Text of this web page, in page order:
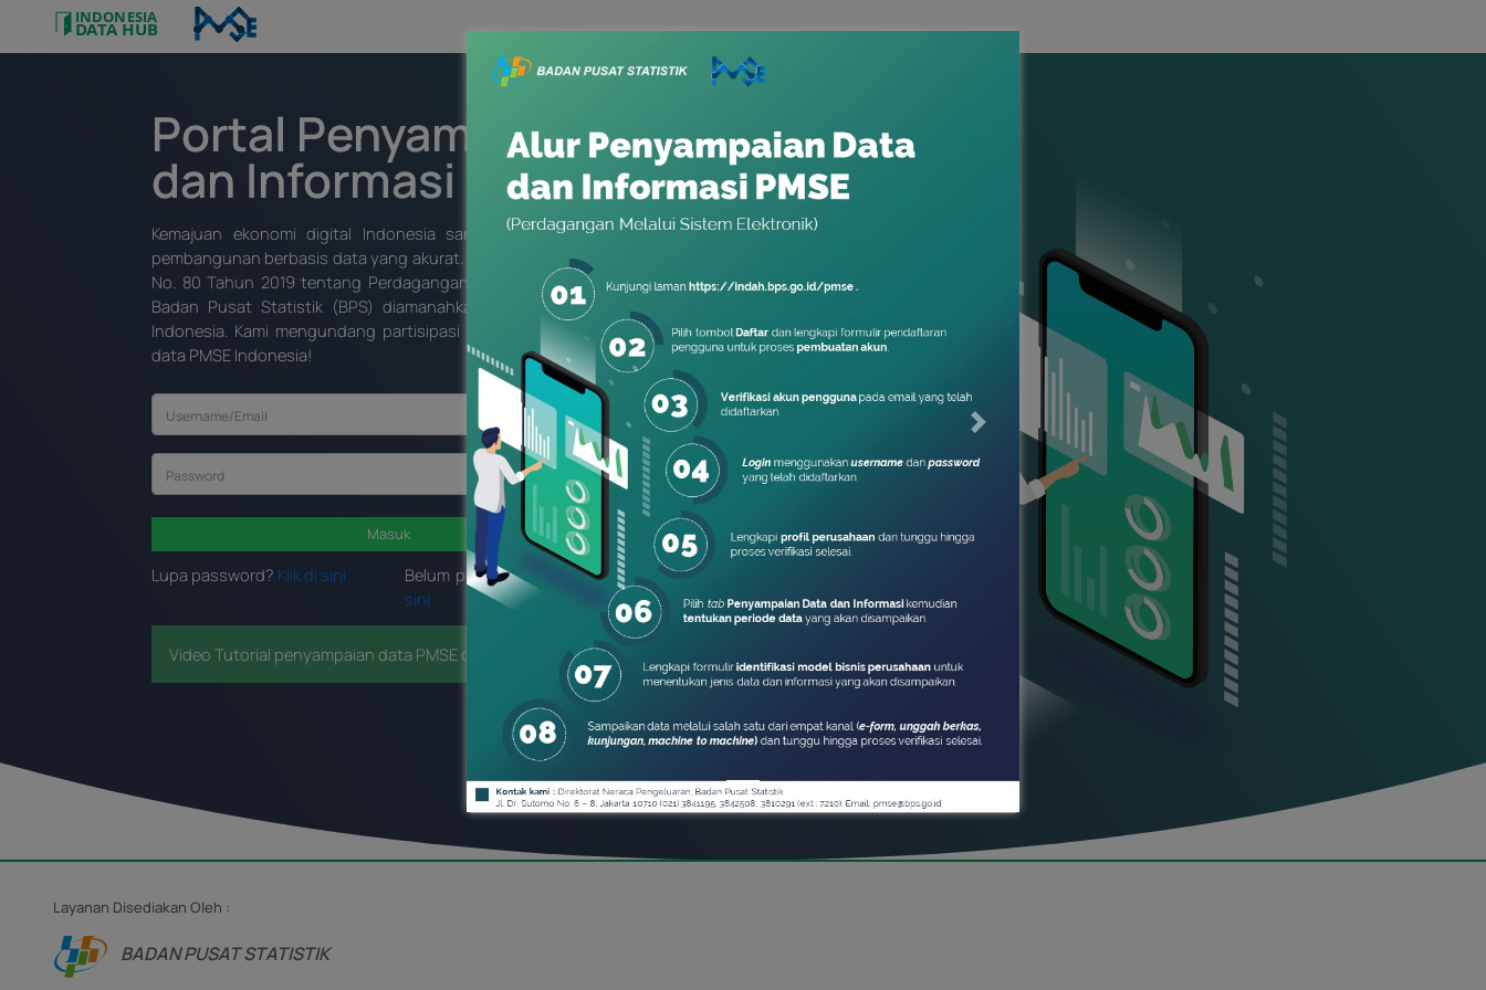
Portal Penyampaian Data
dan Informasi PMSE
Kemajuan ekonomi digital Indonesia sangat bergantung pada kebijakan
pembangunan berbasis data yang akurat. Berdasarkan Peraturan Pemerintah
No. 80 Tahun 2019 tentang Perdagangan Melalui Sistem Elektronik (PMSE),
Badan Pusat Statistik (BPS) diamanahkan untuk merekam data PMSE di
Indonesia. Kami mengundang partisipasi Anda untuk berkolaborasi merajut
data PMSE Indonesia!
Masuk
Lupa password? Klik di sini Belum punya akun?
Daftar di
sini
Video Tutorial penyampaian data PMSE dapat diakses melalui link
Layanan Disediakan Oleh :
BADAN PUSAT STATISTIK
Previous slide Next slide